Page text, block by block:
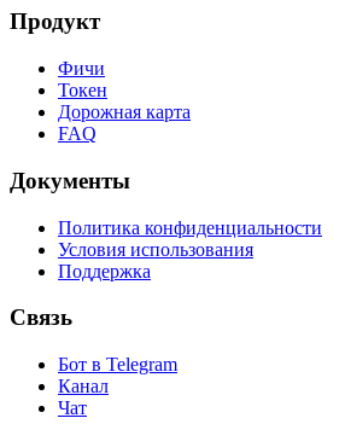
Продукт
Фичи
Токен
Дорожная карта
FAQ
Документы
Политика конфиденциальности
Условия использования
Поддержка
Связь
Бот в Telegram
Канал
Чат